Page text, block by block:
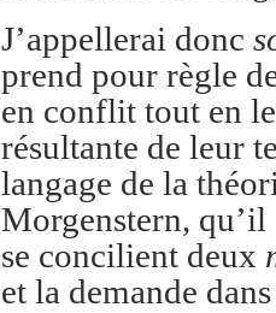
J’appellerai donc
prend pour règle
en conflit tout en
résultante de leur
langage de la
Morgenstern, qu’il
se concilient deux
et la demande